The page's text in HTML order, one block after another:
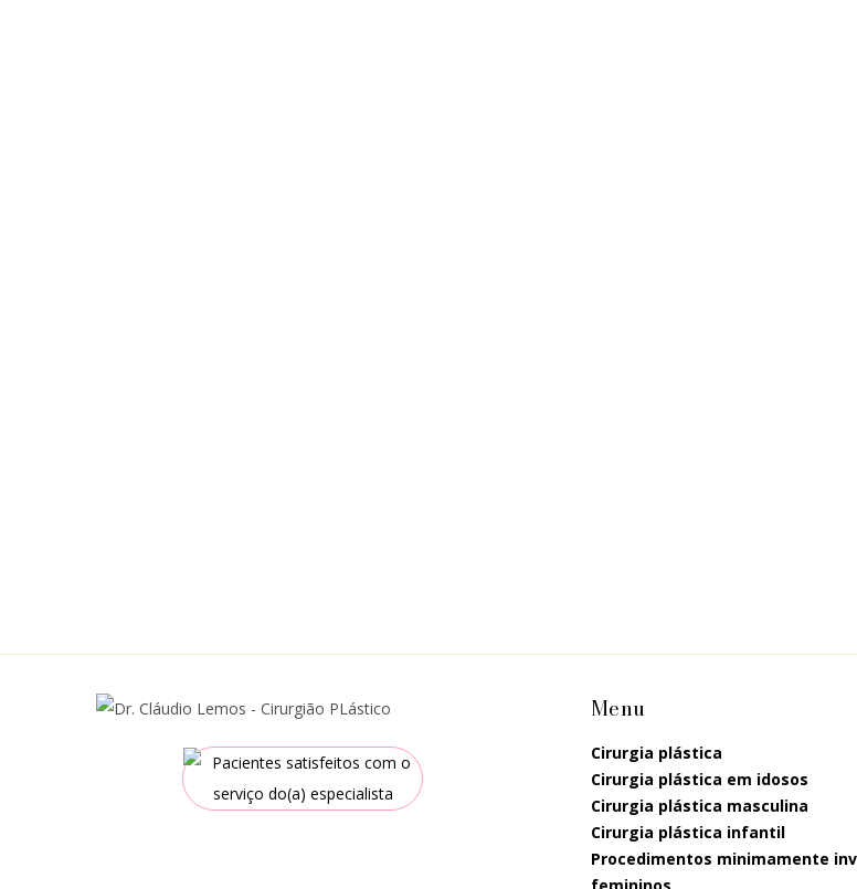
Menu
cirurgia plástica
cirurgia plástica em idosos
cirurgia plástica masculina
cirurgia plástica infantil
procedimentos minimamente invasivos